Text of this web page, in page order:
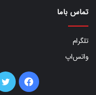
تماس باما
تلگرام
واتس‌اپ
فیس